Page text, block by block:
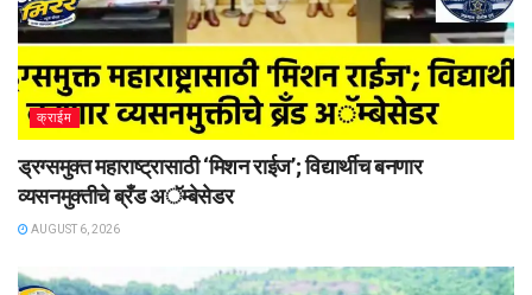
क्राईम
ड्रग्समुक्त महाराष्ट्रासाठी ‘मिशन राईज’; विद्यार्थीच बनणार
व्यसनमुक्तीचे ब्रँड अॅम्बेसेडर
AUGUST 6, 2026